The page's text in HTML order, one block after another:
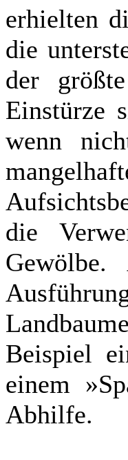
erhielten
die
der
Einstürze
wenn
die
Beispiel
einem
Abhilfe.